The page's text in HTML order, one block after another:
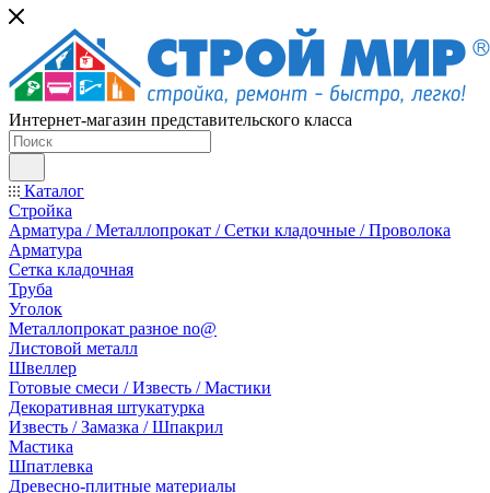
Интернет-магазин представительского класса
Каталог
Стройка
Арматура / Металлопрокат / Сетки кладочные / Проволока
Арматура
Сетка кладочная
Труба
Уголок
Металлопрокат разное no@
Листовой металл
Швеллер
Готовые смеси / Известь / Мастики
Декоративная штукатурка
Известь / Замазка / Шпакрил
Мастика
Шпатлевка
Древесно-плитные материалы